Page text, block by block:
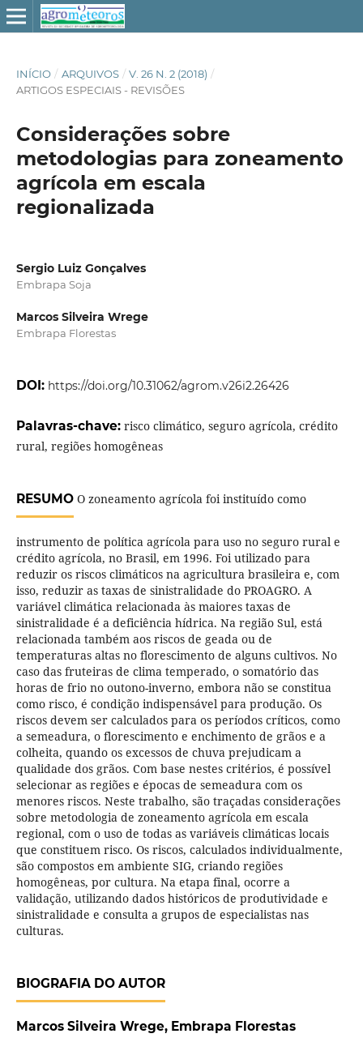
INÍCIO / ARQUIVOS / V. 26 N. 2 (2018) /
ARTIGOS ESPECIAIS - REVISÕES
Considerações sobre
metodologias para zoneamento
agrícola em escala
regionalizada
Sergio Luiz Gonçalves
Embrapa Soja
Marcos Silveira Wrege
Embrapa Florestas
DOI: https://doi.org/10.31062/agrom.v26i2.26426
Palavras-chave: risco climático, seguro agrícola, crédito
rural, regiões homogêneas
RESUMOO zoneamento agrícola foi instituído como
instrumento de política agrícola para uso no seguro rural e
crédito agrícola, no Brasil, em 1996. Foi utilizado para
reduzir os riscos climáticos na agricultura brasileira e, com
isso, reduzir as taxas de sinistralidade do PROAGRO. A
variável climática relacionada às maiores taxas de
sinistralidade é a deficiência hídrica. Na região Sul, está
relacionada também aos riscos de geada ou de
temperaturas altas no florescimento de alguns cultivos. No
caso das fruteiras de clima temperado, o somatório das
horas de frio no outono-inverno, embora não se constitua
como risco, é condição indispensável para produção. Os
riscos devem ser calculados para os períodos críticos, como
a semeadura, o florescimento e enchimento de grãos e a
colheita, quando os excessos de chuva prejudicam a
qualidade dos grãos. Com base nestes critérios, é possível
selecionar as regiões e épocas de semeadura com os
menores riscos. Neste trabalho, são traçadas considerações
sobre metodologia de zoneamento agrícola em escala
regional, com o uso de todas as variáveis climáticas locais
que constituem risco. Os riscos, calculados individualmente,
são compostos em ambiente SIG, criando regiões
homogêneas, por cultura. Na etapa final, ocorre a
validação, utilizando dados históricos de produtividade e
sinistralidade e consulta a grupos de especialistas nas
culturas.
BIOGRAFIA DO AUTOR
Marcos Silveira Wrege, Embrapa Florestas